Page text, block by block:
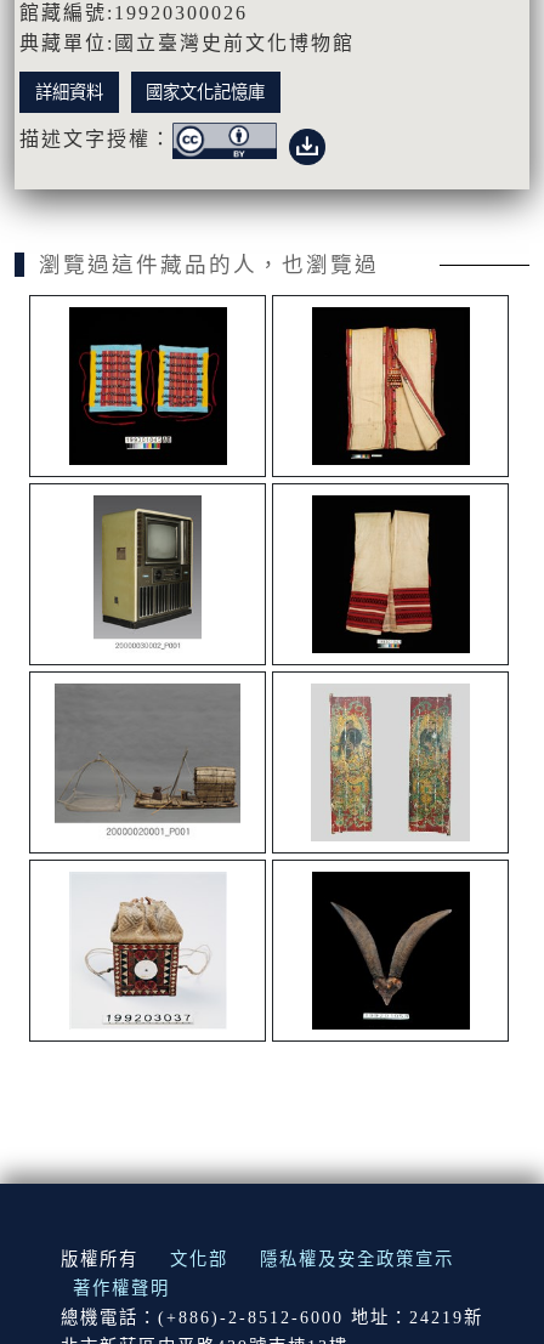
館藏編號:19920300026
典藏單位:國立臺灣史前文化博物館
詳細資料 國家文化記憶庫
描述文字授權：
瀏覽過這件藏品的人，也瀏覽過
:::
版權所有 文化部
隱私權及安全政策宣示
著作權聲明
總機電話：(+886)-2-8512-6000 地址：24219新